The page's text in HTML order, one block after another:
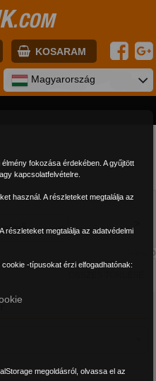
.COM
KOSARAM
BELÉPÉS
Magyarország
Találat: 0
fokozása érdekében. A gyűjtött
kapcsolatfelvételre.
használ. A részleteket megtalálja az
részleteket megtalálja az adatvédelmi
-típusokat érzi elfogadhatónak:
megoldásról, olvassa el az